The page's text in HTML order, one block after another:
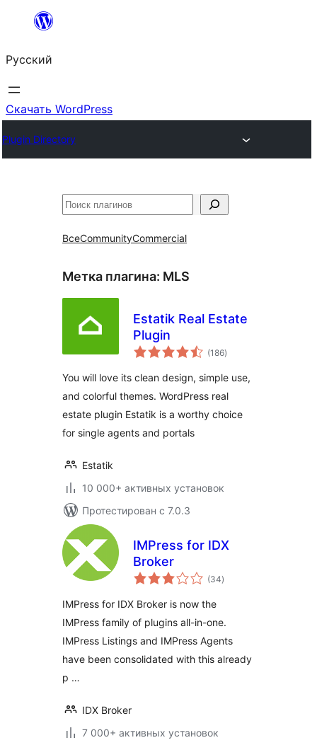
Перейти
содержимому
Русский
Скачать WordPress
Plugin Directory
Поиск
ВсеCommunityCommercial
Метка плагина: MLS
Estatik Real Estate
Plugin
(186общий
рейтинг
)
You will love its clean design, simple use,
and colorful themes. WordPress real
estate plugin Estatik is a worthy choice
for single agents and portals
Estatik
10 000+ активных установок
Протестирован с 7.0.3
IMPress for IDX
Broker
(34общий
рейтинг
)
IMPress for IDX Broker is now the
IMPress family of plugins all-in-one.
IMPress Listings and IMPress Agents
have been consolidated with this already
p …
IDX Broker
7 000+ активных установок